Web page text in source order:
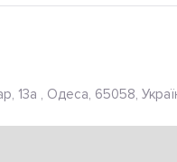
13а , Одеса, 65058,